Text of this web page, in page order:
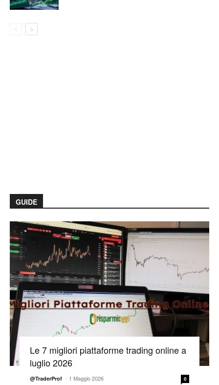
GUIDE
Le 7 migliori piattaforme trading online a
luglio 2026
@TraderProf - 1 Maggio 2026 0